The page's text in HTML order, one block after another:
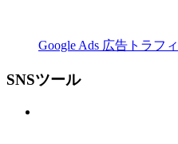
Google Ads 広告トラフ
SNSツール